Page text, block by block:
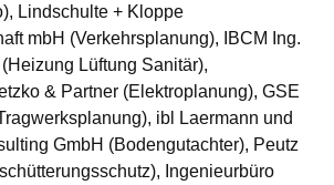
Lindschulte + Kloppe
mbH (Verkehrsplanung), IBCM Ing.
Lüftung Sanitär),
& Partner (Elektroplanung), GSE
ibl Laermann und
GmbH (Bodengutachter), Peutz
Ingenieurbüro